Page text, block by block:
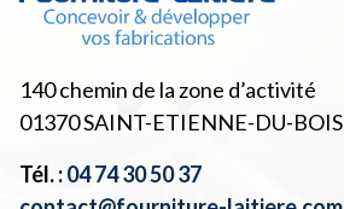
140 chemin de la zone d’activité
01370SAINT-ETIENNE-DU-BOIS
Tél. :04 74 30 50 37